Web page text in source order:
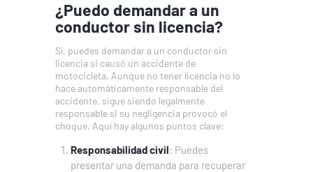
¿Puedo demandar a un
conductor sin licencia?
Sí, puedes demandar a un conductor sin
licencia si causó un accidente de
motocicleta. Aunque no tener licencia no lo
hace automáticamente responsable del
accidente, sigue siendo legalmente
responsable si su negligencia provocó el
choque. Aquí hay algunos puntos clave:
Responsabilidad civil: Puedes
presentar una demanda para recuperar